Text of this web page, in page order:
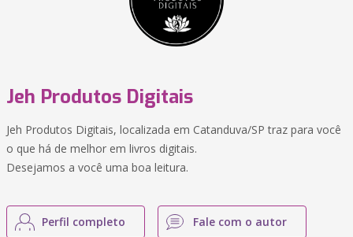
Jeh Produtos Digitais
Jeh Produtos Digitais, localizada em Catanduva/SP traz para você
o que há de melhor em livros digitais.
Desejamos a você uma boa leitura.
Perfil completo Fale com o autor